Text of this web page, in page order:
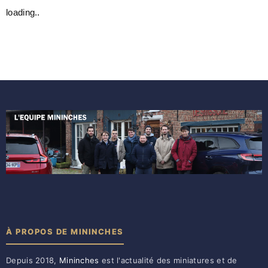
loading..
À PROPOS DE MININCHES
Depuis 2018, Mininches est l'actualité des miniatures et de